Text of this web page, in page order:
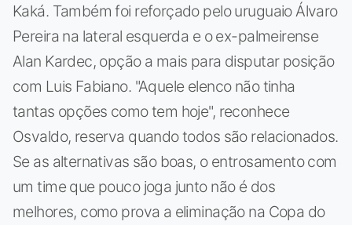
Kaká. Também foi reforçado pelo uruguaio Álvaro
Pereira na lateral esquerda e o ex-palmeirense
Alan Kardec, opção a mais para disputar posição
com Luis Fabiano. "Aquele elenco não tinha
tantas opções como tem hoje", reconhece
Osvaldo, reserva quando todos são relacionados.
Se as alternativas são boas, o entrosamento com
um time que pouco joga junto não é dos
melhores, como prova a eliminação na Copa do